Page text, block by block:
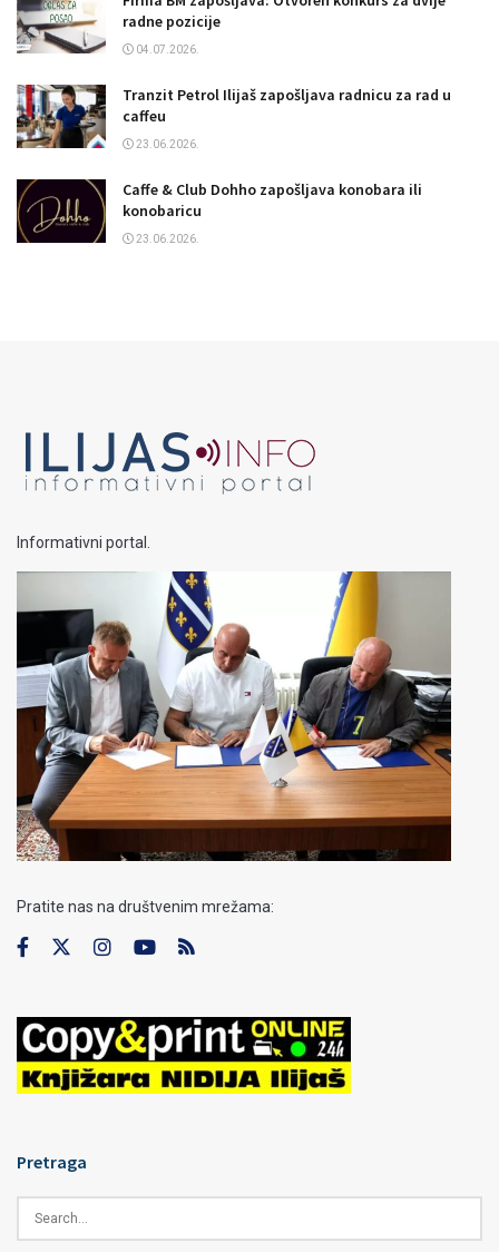
radne pozicije
04.07.2026.
Tranzit Petrol Ilijaš zapošljava radnicu za rad u
caffeu
23.06.2026.
Caffe & Club Dohho zapošljava konobara ili
konobaricu
23.06.2026.
Informativni portal.
Pratite nas na društvenim mrežama:
Pretraga